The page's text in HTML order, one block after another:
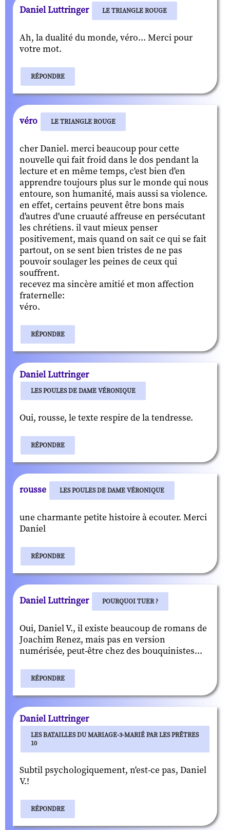
Daniel Luttringer LE TRIANGLE ROUGE
Ah, la dualité du monde, véro... Merci pour
votre mot.
RÉPONDRE
véro LE TRIANGLE ROUGE
cher Daniel. merci beaucoup pour cette
nouvelle qui fait froid dans le dos pendant la
lecture et en même temps, c'est bien d'en
apprendre toujours plus sur le monde qui nous
entoure, son humanité, mais aussi sa violence.
en effet, certains peuvent être bons mais
d'autres d'une cruauté affreuse en persécutant
les chrétiens. il vaut mieux penser
positivement, mais quand on sait ce qui se fait
partout, on se sent bien tristes de ne pas
pouvoir soulager les peines de ceux qui
souffrent.
recevez ma sincère amitié et mon affection
fraternelle:
véro.
RÉPONDRE
Daniel Luttringer
LES POULES DE DAME VÉRONIQUE
Oui, rousse, le texte respire de la tendresse.
RÉPONDRE
rousse LES POULES DE DAME VÉRONIQUE
une charmante petite histoire à ecouter. Merci
Daniel
RÉPONDRE
Daniel Luttringer POURQUOI TUER ?
Oui, Daniel V., il existe beaucoup de romans de
Joachim Renez, mais pas en version
numérisée, peut-être chez des bouquinistes...
RÉPONDRE
Daniel Luttringer
LES BATAILLES DU MARIAGE-3-MARIÉ PAR LES PRÊTRES
10
Subtil psychologiquement, n'est-ce pas, Daniel
V.!
RÉPONDRE